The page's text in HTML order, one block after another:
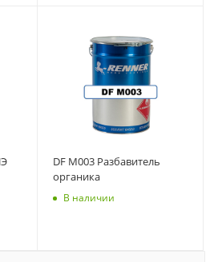
DF M003 Разбавитель
органика
В наличии